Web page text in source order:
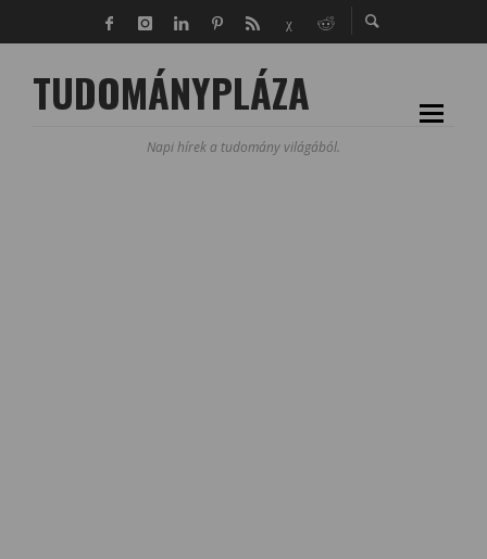
TUDOMÁNYPLÁZA
Napi hírek a tudomány világából.